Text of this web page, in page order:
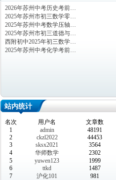
2026年苏州中考历史考前…
2025年苏州市初三数学零…
2025年苏州中考数学压轴…
2025年苏州市初三道德与…
西附初中2025年初三数学…
2025年苏州中考化学考前…
站内统计
名次 用户名
文章数
1
admin
48191
2
ckzl2022
44453
3
sksx2021
3564
4
华师数学
2302
5
yuwen123
1999
6
ttkd
1487
7
沪化101
981